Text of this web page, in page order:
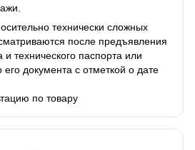
технически сложных
после предъявления
и технического паспорта или
документа с отметкой о дате
по товару